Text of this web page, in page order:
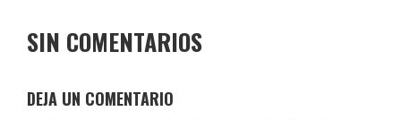
SIN COMENTARIOS
DEJA UN COMENTARIO